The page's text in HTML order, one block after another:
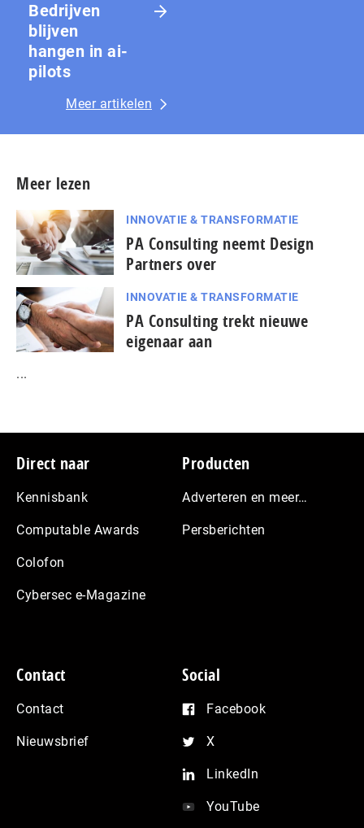
Bedrijven
blijven
hangen in ai-
pilots
Meer artikelen
Meer lezen
INNOVATIE & TRANSFORMATIE
PA Consulting neemt Design
Partners over
INNOVATIE & TRANSFORMATIE
PA Consulting trekt nieuwe
eigenaar aan
...
Footer
Direct naar
Kennisbank
Computable Awards
Colofon
Cybersec e-Magazine
Producten
Adverteren en meer…
Persberichten
Contact
Contact
Nieuwsbrief
Social
Facebook
X
LinkedIn
YouTube